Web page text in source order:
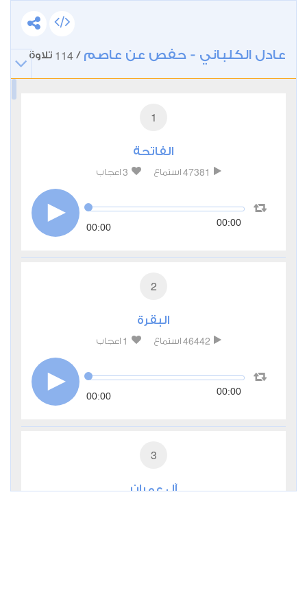
عادل الكلباني - حفص عن عاصم /
114 تلاوة
1
الفاتحة
47381 استماع 3 اعجاب
00:00 00:00
2
البقرة
46442 استماع 1 اعجاب
00:00 00:00
3
آل عمران